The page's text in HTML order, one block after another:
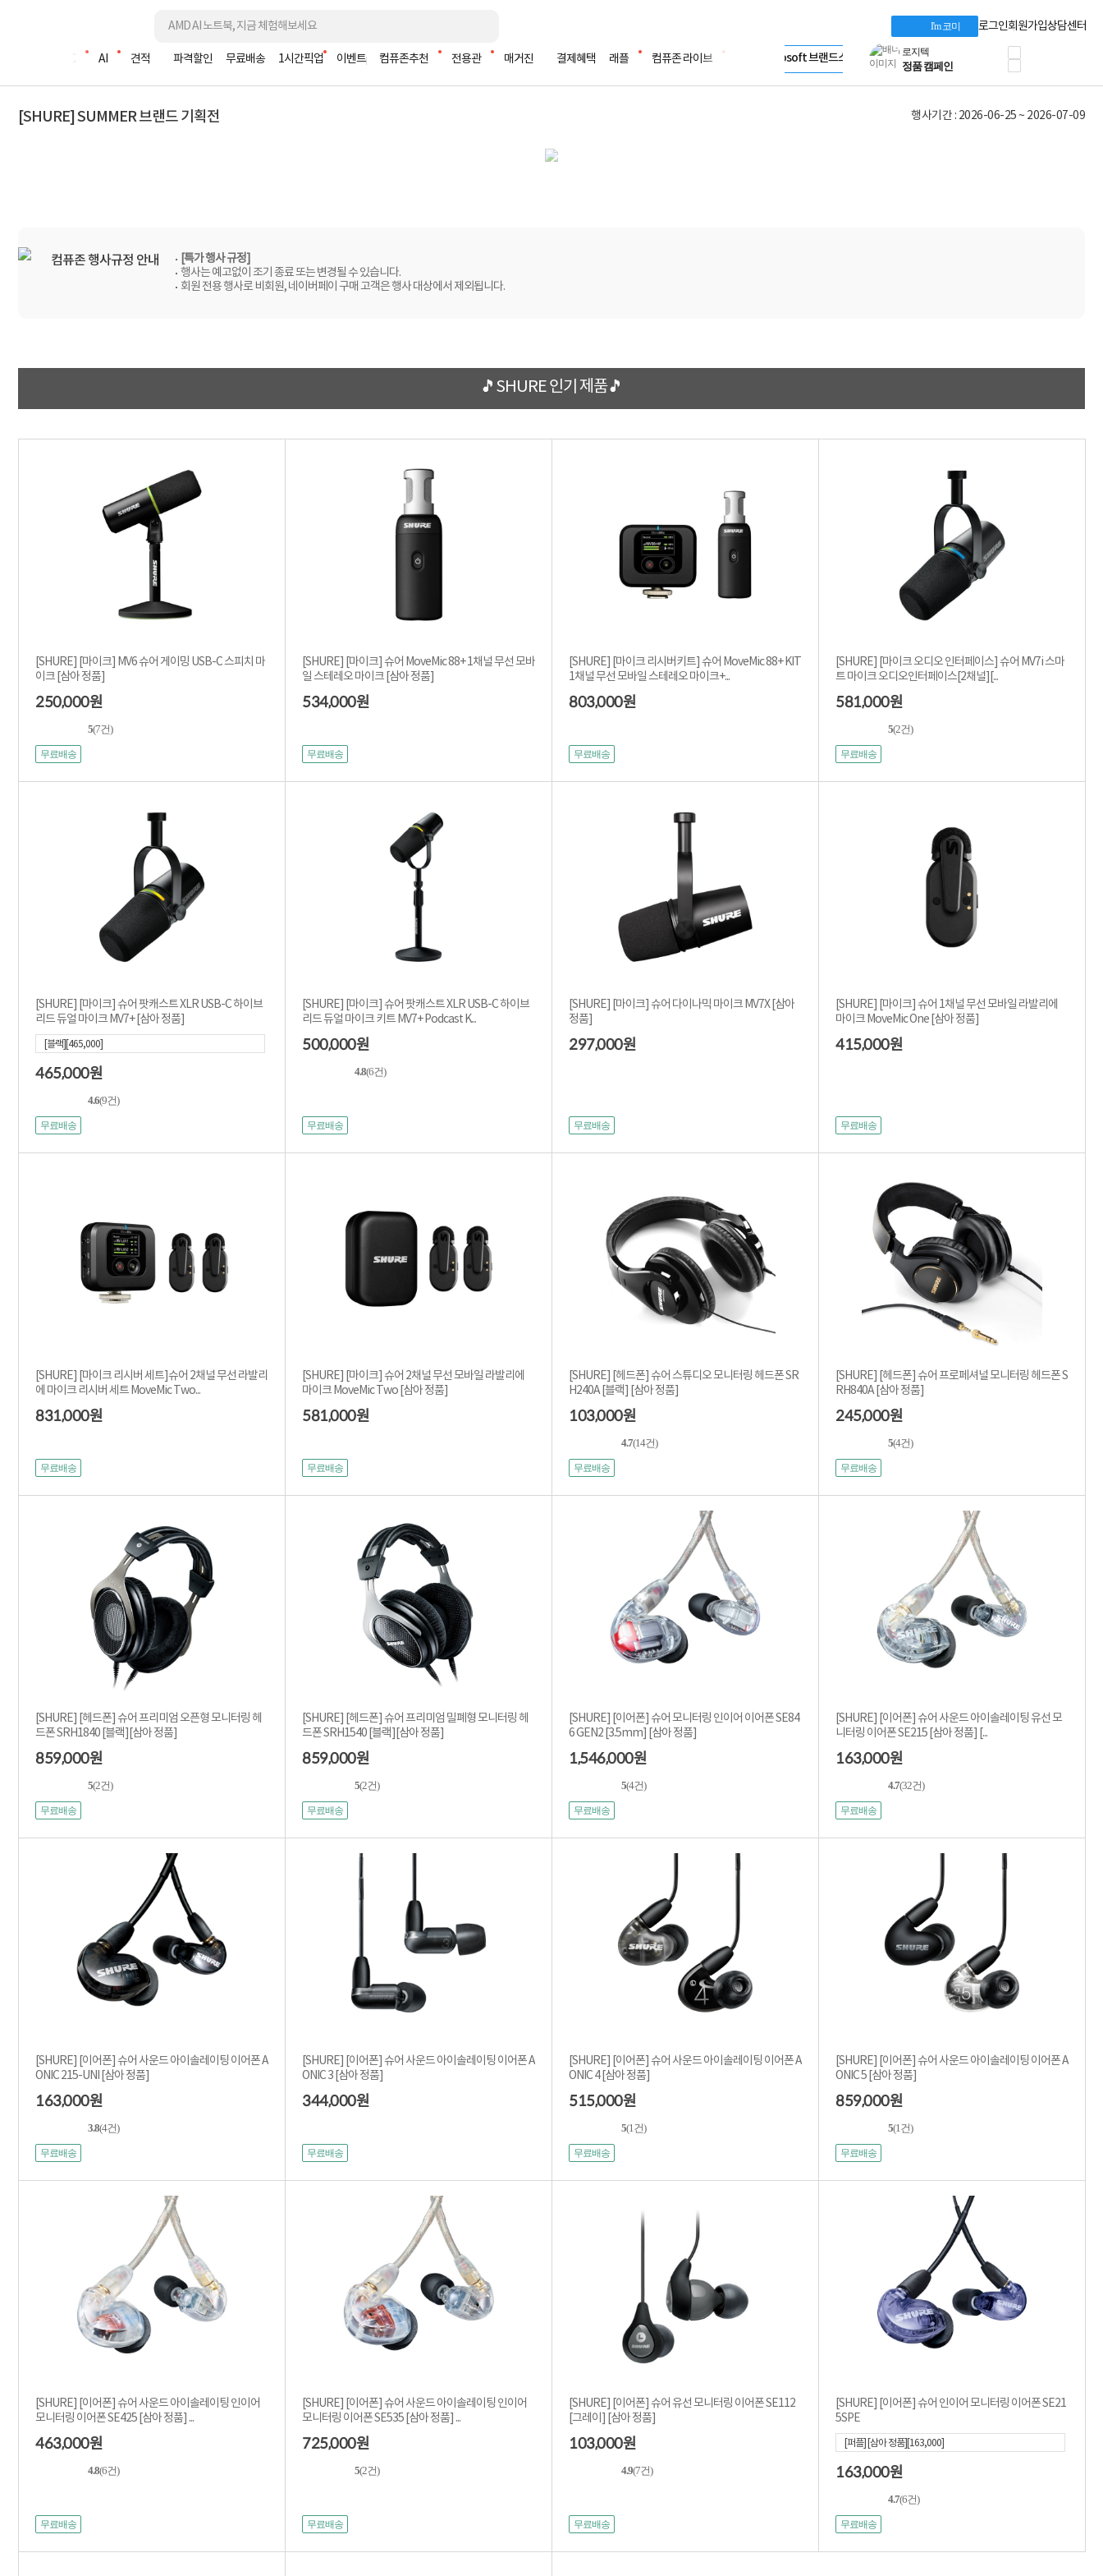
I'm 코미 로그인회원가입상담센터
조립PC AI 견적 파격할인 무료배송 1시간픽업 이벤트 컴퓨존추천 전용관 매거진 결제혜택 래플 컴퓨존 라이브
LG gram & 브랜드스토어
Microsoft 브랜드스토어
AMD 브랜드스토어
Dell 구매 찬스
프로 에센셜
타협 없는 게이밍
HP OMEN
로지텍
삼성 키보드&마우스
누적 금액 별
삼성모니터 여름맞이
한단계 더 진화한
HAF II 500
AI 업무환경 완성
HP 워크스테이션
여름맞이 사은품
HP 프로데스크 4
모든 것을 하나로
HP올인원 단독특가
혜택 PACK
Dell 구매 찬스
[SHURE] SUMMER 브랜드 기획전 행사기간 : 2026-06-25 ~ 2026-07-09
컴퓨존 행사규정 안내
[특가 행사 규정]
행사는 예고없이 조기 종료 또는 변경될 수 있습니다.
회원 전용 행사로 비회원, 네이버페이 구매 고객은 행사 대상에서 제외됩니다.
🎵SHURE 인기 제품🎵
[SHURE] [마이크] MV6 슈어 게이밍 USB-C 스피치 마
이크 [삼아 정품]
250,000원
5(7건)
무료배송
[SHURE] [마이크] 슈어 MoveMic 88+ 1채널 무선 모바
일 스테레오 마이크 [삼아 정품]
534,000원
무료배송
[SHURE] [마이크 리시버키트] 슈어 MoveMic 88+ KIT
1채널 무선 모바일 스테레오 마이크+...
803,000원
무료배송
[SHURE] [마이크 오디오 인터페이스] 슈어 MV7i 스마
트 마이크 오디오인터페이스[2채널][...
581,000원
5(2건)
무료배송
[SHURE] [마이크] 슈어 팟캐스트 XLR USB-C 하이브
리드 듀얼 마이크 MV7+ [삼아 정품]
[블랙][465,000]
465,000원
4.6(9건)
무료배송
[SHURE] [마이크] 슈어 팟캐스트 XLR USB-C 하이브
리드 듀얼 마이크 키트 MV7+ Podcast K...
500,000원
4.8(6건)
무료배송
[SHURE] [마이크] 슈어 다이나믹 마이크 MV7X [삼아
정품]
297,000원
무료배송
[SHURE] [마이크] 슈어 1채널 무선 모바일 라발리에
마이크 MoveMic One [삼아 정품]
415,000원
무료배송
[SHURE] [마이크 리시버 세트]슈어 2채널 무선 라발리
에 마이크 리시버 세트 MoveMic Two...
831,000원
무료배송
[SHURE] [마이크] 슈어 2채널 무선 모바일 라발리에
마이크 MoveMic Two [삼아 정품]
581,000원
무료배송
[SHURE] [헤드폰] 슈어 스튜디오 모니터링 헤드폰 SR
H240A [블랙] [삼아 정품]
103,000원
4.7(14건)
무료배송
[SHURE] [헤드폰] 슈어 프로페셔널 모니터링 헤드폰 S
RH840A [삼아 정품]
245,000원
5(4건)
무료배송
[SHURE] [헤드폰] 슈어 프리미엄 오픈형 모니터링 헤
드폰 SRH1840 [블랙][삼아 정품]
859,000원
5(2건)
무료배송
[SHURE] [헤드폰] 슈어 프리미엄 밀폐형 모니터링 헤
드폰 SRH1540 [블랙][삼아 정품]
859,000원
5(2건)
무료배송
[SHURE] [이어폰] 슈어 모니터링 인이어 이어폰 SE84
6 GEN2 [3.5mm] [삼아 정품]
1,546,000원
5(4건)
무료배송
[SHURE] [이어폰] 슈어 사운드 아이솔레이팅 유선 모
니터링 이어폰 SE215 [삼아 정품] [...
163,000원
4.7(32건)
무료배송
[SHURE] [이어폰] 슈어 사운드 아이솔레이팅 이어폰 A
ONIC 215-UNI [삼아 정품]
163,000원
3.8(4건)
무료배송
[SHURE] [이어폰] 슈어 사운드 아이솔레이팅 이어폰 A
ONIC 3 [삼아 정품]
344,000원
무료배송
[SHURE] [이어폰] 슈어 사운드 아이솔레이팅 이어폰 A
ONIC 4 [삼아 정품]
515,000원
5(1건)
무료배송
[SHURE] [이어폰] 슈어 사운드 아이솔레이팅 이어폰 A
ONIC 5 [삼아 정품]
859,000원
5(1건)
무료배송
[SHURE] [이어폰] 슈어 사운드 아이솔레이팅 인이어
모니터링 이어폰 SE425 [삼아 정품] ...
463,000원
4.8(6건)
무료배송
[SHURE] [이어폰] 슈어 사운드 아이솔레이팅 인이어
모니터링 이어폰 SE535 [삼아 정품] ...
725,000원
5(2건)
무료배송
[SHURE] [이어폰] 슈어 유선 모니터링 이어폰 SE112
[그레이] [삼아 정품]
103,000원
4.9(7건)
무료배송
[SHURE] [이어폰] 슈어 인이어 모니터링 이어폰 SE21
5SPE
[퍼플] [삼아 정품][163,000]
163,000원
4.7(6건)
무료배송